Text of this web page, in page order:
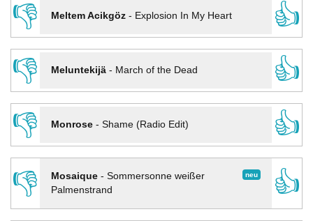
👎
Meltem Acikgöz- Explosion In My Heart
👍
👎
Meluntekijä- March of the Dead
👍
👎
Monrose- Shame (Radio Edit)
👍
👎
neu
Mosaique- Sommersonne weißer
Palmenstrand
👍